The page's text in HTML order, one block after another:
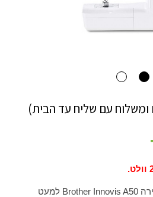
ומשלוח עם שליח עד הבית)
Brother Innovis A50 למעט